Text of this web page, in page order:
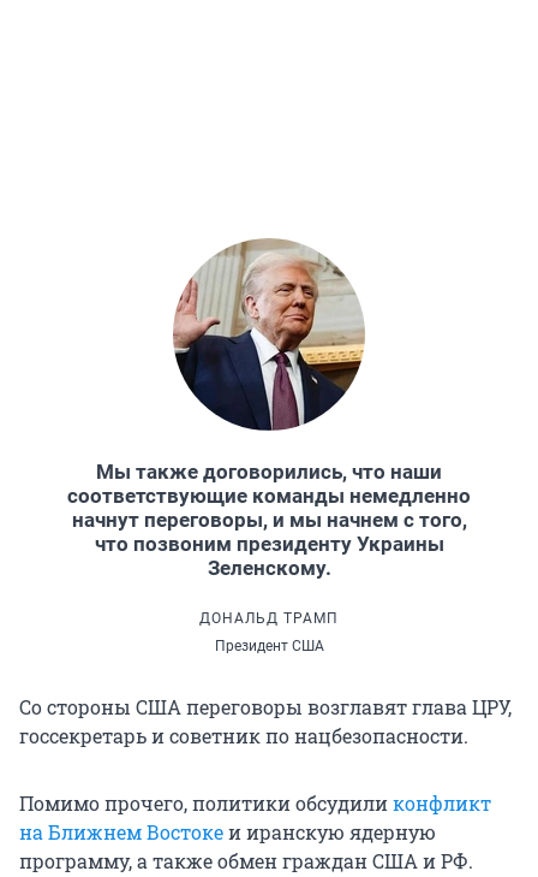
Мы также договорились, что наши
соответствующие команды немедленно
начнут переговоры, и мы начнем с того,
что позвоним президенту Украины
Зеленскому.
ДОНАЛЬД ТРАМП
Президент США
Со стороны США переговоры возглавят глава ЦРУ,
госсекретарь и советник по нацбезопасности.
Помимо прочего, политики обсудиликонфликт
на Ближнем Востокеи иранскую ядерную
программу, а также обмен граждан США и РФ.